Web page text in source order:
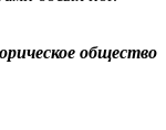
общество